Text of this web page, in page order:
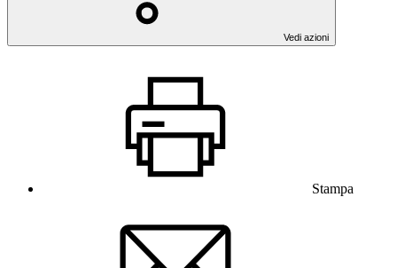
Vedi azioni
Stampa